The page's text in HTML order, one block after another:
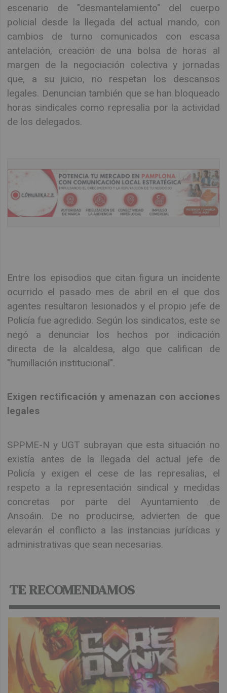
escenario de "desmantelamiento" del cuerpo
policial desde la llegada del actual mando, con
cambios de turno comunicados con escasa
antelación, creación de una bolsa de horas al
margen de la negociación colectiva y jornadas
que, a su juicio, no respetan los descansos
legales. Denuncian también que se han bloqueado
horas sindicales como represalia por la actividad
de los delegados.
Entre los episodios que citan figura un incidente
ocurrido el pasado mes de abril en el que dos
agentes resultaron lesionados y el propio jefe de
Policía fue agredido. Según los sindicatos, este se
negó a denunciar los hechos por indicación
directa de la alcaldesa, algo que califican de
"humillación institucional".
Exigen rectificación y amenazan con acciones
legales
SPPME-N y UGT subrayan que esta situación no
existía antes de la llegada del actual jefe de
Policía y exigen el cese de las represalias, el
respeto a la representación sindical y medidas
concretas por parte del Ayuntamiento de
Ansoáin. De no producirse, advierten de que
elevarán el conflicto a las instancias jurídicas y
administrativas que sean necesarias.
TE RECOMENDAMOS